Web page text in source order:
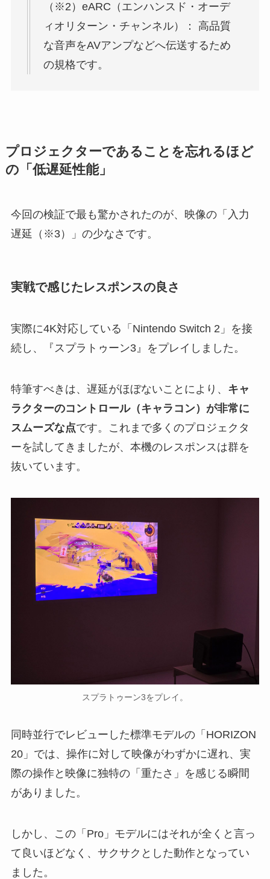
（※2）eARC（エンハンスド・オーデ
ィオリターン・チャンネル）： 高品質
な音声をAVアンプなどへ伝送するため
の規格です。
プロジェクターであることを忘れるほど
の「低遅延性能」
今回の検証で最も驚かされたのが、映像の「入力
遅延（※3）」の少なさです。
実戦で感じたレスポンスの良さ
実際に4K対応している「Nintendo Switch 2」を接
続し、『スプラトゥーン3』をプレイしました。
特筆すべきは、遅延がほぼないことにより、 キャ
ラクターのコントロール（キャラコン）が非常に
スムーズな点です。これまで多くのプロジェクタ
ーを試してきましたが、本機のレスポンスは群を
抜いています。
スプラトゥーン3をプレイ。
同時並行でレビューした標準モデルの「HORIZON
20」では、操作に対して映像がわずかに遅れ、実
際の操作と映像に独特の「重たさ」を感じる瞬間
がありました。
しかし、この「Pro」モデルにはそれが全くと言っ
て良いほどなく、サクサクとした動作となってい
ました。